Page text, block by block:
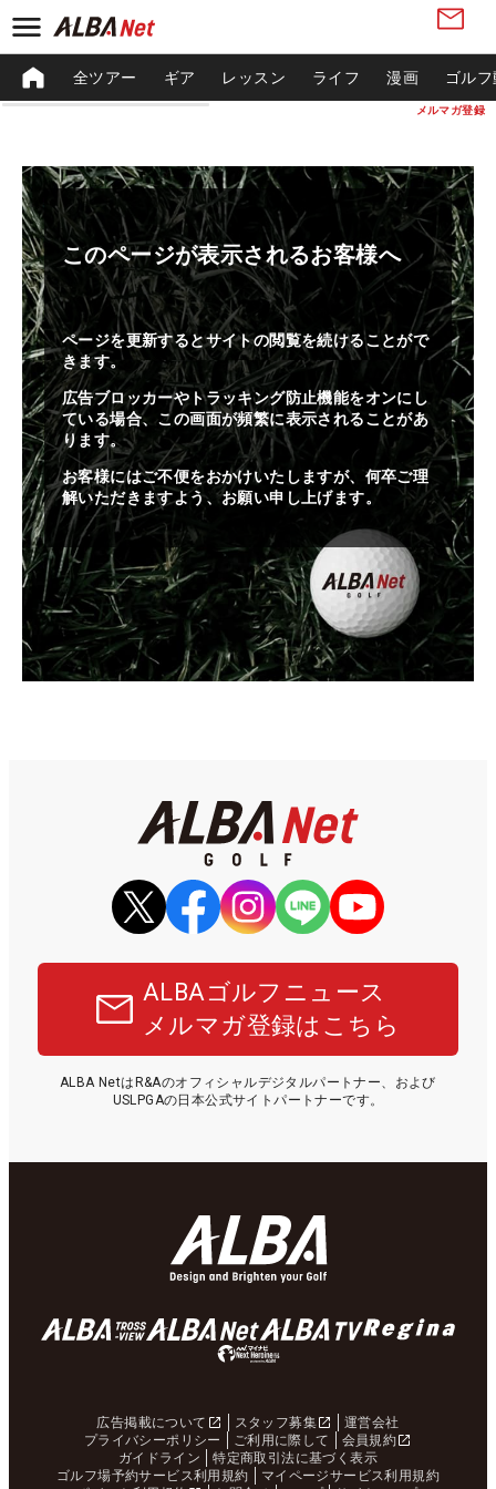
メルマガ登録
全ツアー ギア レッスン ライフ 漫画 ゴル
このページが表示されるお客様へ
ページを更新するとサイトの閲覧を続けることがで
きます。
広告ブロッカーやトラッキング防止機能をオンにし
ている場合、この画面が頻繁に表示されることがあ
ります。
お客様にはご不便をおかけいたしますが、何卒ご理
解いただきますよう、お願い申し上げます。
ALBAゴルフニュース
メルマガ登録はこちら
ALBA NetはR&Aのオフィシャルデジタルパートナー、および
USLPGAの日本公式サイトパートナーです。
広告掲載について スタッフ募集
運営会社
プライバシーポリシー
ご利用に際して
会員規約
ガイドライン
特定商取引法に基づく表示
ゴルフ場予約サービス利用規約
マイページサービス利用規約